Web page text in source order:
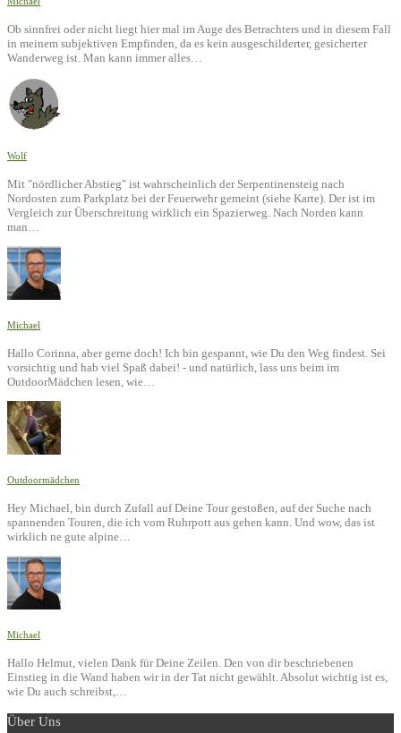
Ob sinnfrei oder nicht liegt hier mal im Auge des Betrachters und in diesem Fall
in meinem subjektiven Empfinden, da es kein ausgeschilderter, gesicherter
Wanderweg ist. Man kann immer alles…
Wolf
Mit "nördlicher Abstieg" ist wahrscheinlich der Serpentinensteig nach
Nordosten zum Parkplatz bei der Feuerwehr gemeint (siehe Karte). Der ist im
Vergleich zur Überschreitung wirklich ein Spazierweg. Nach Norden kann
man…
Michael
Hallo Corinna, aber gerne doch! Ich bin gespannt, wie Du den Weg findest. Sei
vorsichtig und hab viel Spaß dabei! - und natürlich, lass uns beim im
OutdoorMädchen lesen, wie…
Outdoormädchen
Hey Michael, bin durch Zufall auf Deine Tour gestoßen, auf der Suche nach
spannenden Touren, die ich vom Ruhrpott aus gehen kann. Und wow, das ist
wirklich ne gute alpine…
Michael
Hallo Helmut, vielen Dank für Deine Zeilen. Den von dir beschriebenen
Einstieg in die Wand haben wir in der Tat nicht gewählt. Absolut wichtig ist es,
wie Du auch schreibst,…
Über Uns